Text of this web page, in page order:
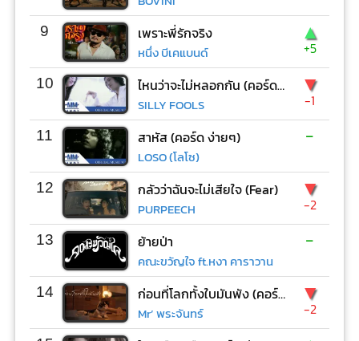
9 เพราะพี่รักจริง
หนึ่ง บีเคแบนด์
▲
+5
10 ไหนว่าจะไม่หลอกกัน (คอร์ด ง่ายๆ)
SILLY FOOLS
▼
-1
11 สาหัส (คอร์ด ง่ายๆ)
LOSO (โลโซ)
-
12 กลัวว่าฉันจะไม่เสียใจ (Fear)
PURPEECH
▼
-2
13 ย้ายป่า
คณะขวัญใจ ft.หงา คาราวาน
-
14 ก่อนที่โลกทั้งใบมันพัง (คอร์ด ง่ายๆ)
Mr’ พระจันทร์
▼
-2